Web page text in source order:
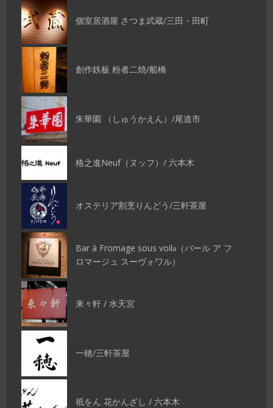
個室居酒屋 さつま武蔵/三田・田町
創作鉄板 粉者二焼/船橋
朱華園 （しゅうかえん）/尾道市
格之進Neuf（ヌッフ）/ 六本木
オステリア割烹りんどう/三軒茶屋
Bar à Fromage sous voilǝ（バール ア フ
ロマージュ スーヴォワル）
来々軒 / 水天宮
一穂/三軒茶屋
祇をん 花かんざし / 六本木